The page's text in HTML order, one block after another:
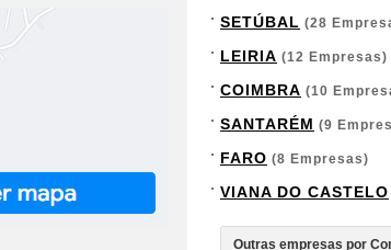
SETÚBAL (28
LEIRIA (12 Empresas)
COIMBRA (10
SANTARÉM (9
FARO (8 Empresas)
VIANA DO CASTELO